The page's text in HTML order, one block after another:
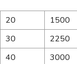
20 1500
30
2250
40
3000